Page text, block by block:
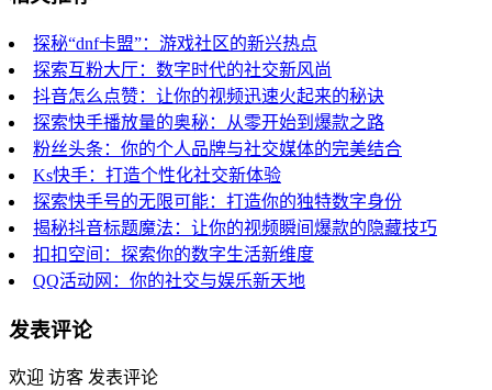
探秘“dnf卡盟”：游戏社区的新兴热点
探索互粉大厅：数字时代的社交新风尚
抖音怎么点赞：让你的视频迅速火起来的秘诀
探索快手播放量的奥秘：从零开始到爆款之路
粉丝头条：你的个人品牌与社交媒体的完美结合
Ks快手：打造个性化社交新体验
探索快手号的无限可能：打造你的独特数字身份
揭秘抖音标题魔法：让你的视频瞬间爆款的隐藏技巧
扣扣空间：探索你的数字生活新维度
QQ活动网：你的社交与娱乐新天地
发表评论
欢迎 访客 发表评论